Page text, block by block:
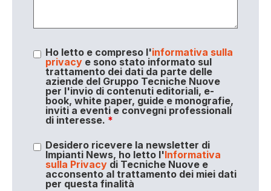
Ho letto e compreso l'informativa sulla
privacye sono stato informato sul
trattamento dei dati da parte delle
aziende del Gruppo Tecniche Nuove
per l'invio di contenuti editoriali, e-
book, white paper, guide e monografie,
inviti a eventi e convegni professionali
di interesse. *
Desidero ricevere la newsletter di
Impianti News, ho letto l'Informativa
sulla Privacydi Tecniche Nuove e
acconsento al trattamento dei miei dati
per questa finalità